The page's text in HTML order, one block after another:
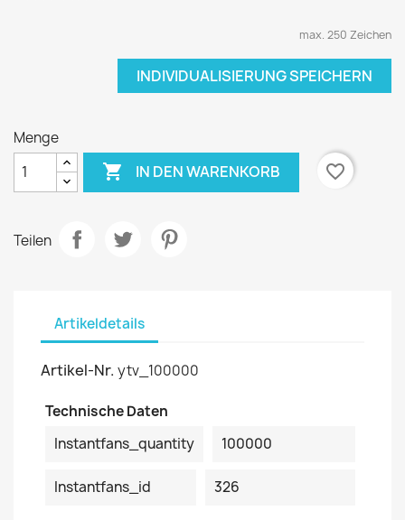
max. 250 Zeichen
INDIVIDUALISIERUNG SPEICHERN
Menge
 IN DEN WARENKORB favorite_border
Teilen
Artikeldetails
Artikel-Nr. ytv_100000
Technische Daten
Instantfans_quantity
100000
Instantfans_id 326